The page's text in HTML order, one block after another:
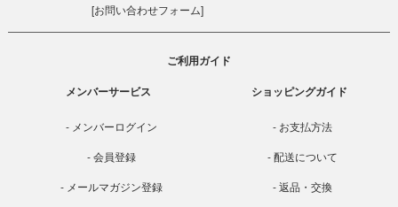
[お問い合わせフォーム]
ご利用ガイド
メンバーサービス
メンバーログイン
会員登録
メールマガジン登録
ショッピングガイド
お支払方法
配送について
返品・交換